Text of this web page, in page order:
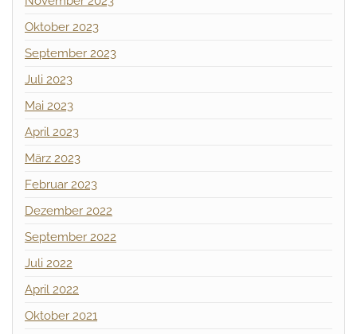
Oktober 2023
September 2023
Juli 2023
Mai 2023
April 2023
März 2023
Februar 2023
Dezember 2022
September 2022
Juli 2022
April 2022
Oktober 2021